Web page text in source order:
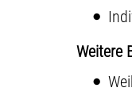
Weitere